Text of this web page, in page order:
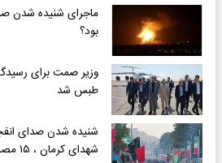
ماجرای شنیده شدن
بود؟
وزیر صمت برای
طبس شد
شنیده شدن صدای
شهدای کرمان ، ۱۵ مصدوم و ۲۰ کشته